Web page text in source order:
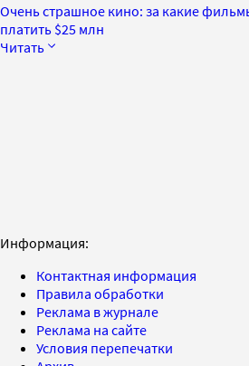
Очень страшное кино: за какие
платить $25 млн
Читать
Информация:
Контактная информация
Правила обработки
Реклама в журнале
Реклама на сайте
Условия перепечатки